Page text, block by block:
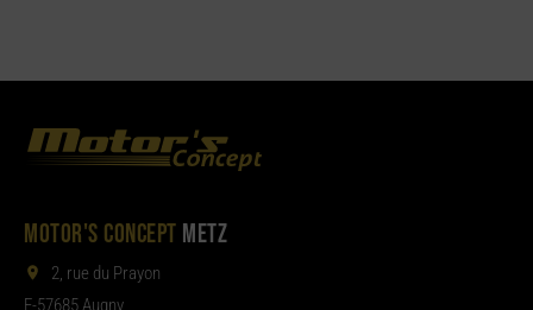
MOTOR'S CONCEPT METZ
2, rue du Prayon